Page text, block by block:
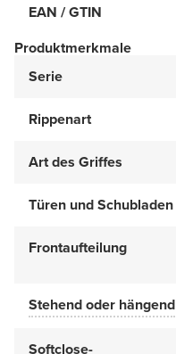
EAN / GTIN
Produktmerkmale
Serie
Rippenart
Art des Griffes
Türen und Schubladen
Frontaufteilung
Stehend oder hängend
Softclose-